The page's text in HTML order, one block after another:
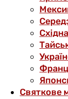
Східна
Святкове